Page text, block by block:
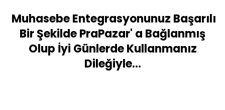
Muhasebe Entegrasyonunuz Başarılı
Bir Şekilde PraPazar' a Bağlanmış
Olup İyi Günlerde Kullanmanız
Dileğiyle...